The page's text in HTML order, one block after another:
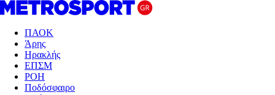
ΠΑΟΚ
Άρης
Ηρακλής
ΕΠΣΜ
ΡΟΗ
Ποδόσφαιρο